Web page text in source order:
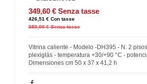
349,60 € Senza tasse
426,51 € Con tasse
380,00 € Senza tasse
Vitrina caliente - Modelo -DH395 - N. 2
plexiglás - temperatura +30/+90 °C -
Dimensiones cm 50 x 37 x 41,2 h